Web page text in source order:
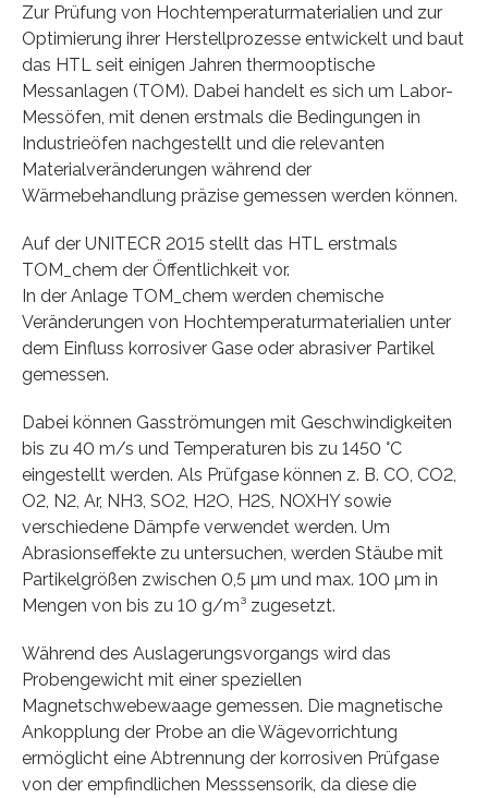
Zur Prüfung von Hochtemperaturmaterialien und zur
Optimierung ihrer Herstellprozesse entwickelt und baut
das HTL seit einigen Jahren thermooptische
Messanlagen (TOM). Dabei handelt es sich um Labor-
Messöfen, mit denen erstmals die Bedingungen in
Industrieöfen nachgestellt und die relevanten
Materialveränderungen während der
Wärmebehandlung präzise gemessen werden können.
Auf der UNITECR 2015 stellt das HTL erstmals
TOM_chem der Öffentlichkeit vor.
In der Anlage TOM_chem werden chemische
Veränderungen von Hochtemperaturmaterialien unter
dem Einfluss korrosiver Gase oder abrasiver Partikel
gemessen.
Dabei können Gasströmungen mit Geschwindigkeiten
bis zu 40 m/s und Temperaturen bis zu 1450 °C
eingestellt werden. Als Prüfgase können z. B. CO, CO2,
O2, N2, Ar, NH3, SO2, H2O, H2S, NOXHY sowie
verschiedene Dämpfe verwendet werden. Um
Abrasionseffekte zu untersuchen, werden Stäube mit
Partikelgrößen zwischen 0,5 µm und max. 100 µm in
Mengen von bis zu 10 g/m³ zugesetzt.
Während des Auslagerungsvorgangs wird das
Probengewicht mit einer speziellen
Magnetschwebewaage gemessen. Die magnetische
Ankopplung der Probe an die Wägevorrichtung
ermöglicht eine Abtrennung der korrosiven Prüfgase
von der empfindlichen Messsensorik, da diese die